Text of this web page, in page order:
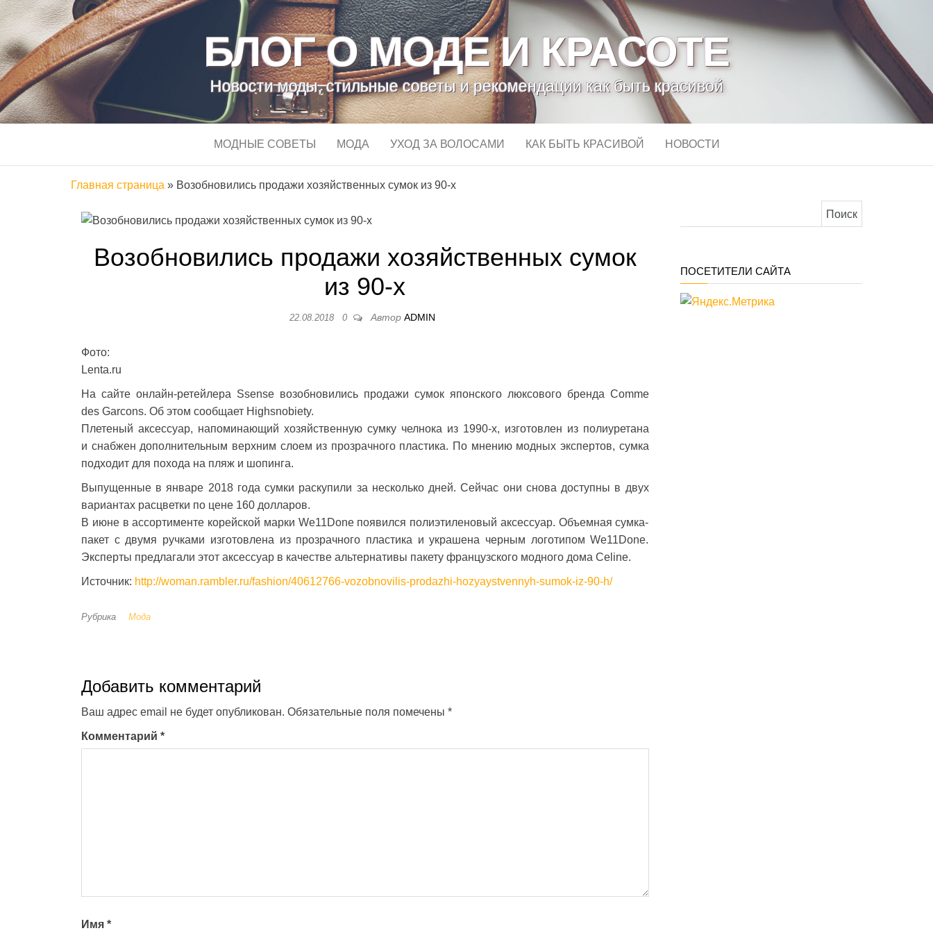
БЛОГ О МОДЕ И КРАСОТЕ
Новости моды, стильные советы и рекомендации как быть красивой
МОДНЫЕ СОВЕТЫ МОДА УХОД ЗА ВОЛОСАМИ КАК БЫТЬ КРАСИВОЙ НОВОСТИ
Главная страница » Возобновились продажи хозяйственных сумок из 90-х
Возобновились продажи хозяйственных сумок
из 90-х
22.08.2018 0 Автор ADMIN
Фото:
Lenta.ru
На сайте онлайн-ретейлера Ssense возобновились продажи сумок японского люксового бренда Comme
des Garcons. Об этом сообщает Highsnobiety.
Плетеный аксессуар, напоминающий хозяйственную сумку челнока из 1990-х, изготовлен из полиуретана
и снабжен дополнительным верхним слоем из прозрачного пластика. По мнению модных экспертов, сумка
подходит для похода на пляж и шопинга.
Выпущенные в январе 2018 года сумки раскупили за несколько дней. Сейчас они снова доступны в двух
вариантах расцветки по цене 160 долларов.
В июне в ассортименте корейской марки We11Done появился полиэтиленовый аксессуар. Объемная сумка-
пакет с двумя ручками изготовлена из прозрачного пластика и украшена черным логотипом We11Done.
Эксперты предлагали этот аксессуар в качестве альтернативы пакету французского модного дома Celine.
Источник: http://woman.rambler.ru/fashion/40612766-vozobnovilis-prodazhi-hozyaystvennyh-sumok-iz-90-h/
Рубрика Мода
Добавить комментарий
Ваш адрес email не будет опубликован. Обязательные поля помечены *
Комментарий *
Имя *
ПОСЕТИТЕЛИ САЙТА